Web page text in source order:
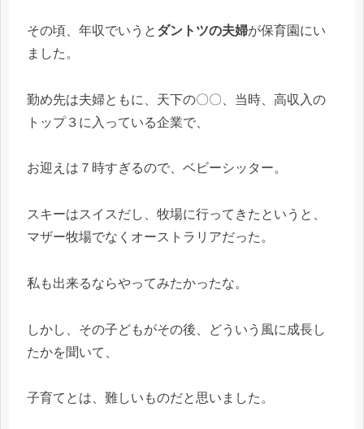
その頃、年収でいうと ダントツの夫婦が保育園にい
ました。
勤め先は夫婦ともに、天下の〇〇、当時、高収入の
トップ３に入っている企業で、
お迎えは７時すぎるので、ベビーシッター。
スキーはスイスだし、牧場に行ってきたというと、
マザー牧場でなくオーストラリアだった。
私も出来るならやってみたかったな。
しかし、その子どもがその後、どういう風に成長し
たかを聞いて、
子育てとは、難しいものだと思いました。